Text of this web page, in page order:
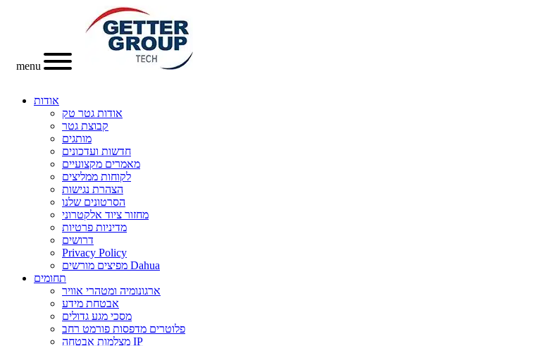
menu
אודות
אודות גטר טק
קבוצת גטר
מותגים
חדשות ועדכונים
מאמרים מקצועיים
לקוחות ממליצים
הצהרת נגישות
הסרטונים שלנו
מחזור ציוד אלקטרוני
מדיניות פרטיות
דרושים
Privacy Policy
מפיצים מורשים Dahua
תחומים
ארגונומיה ומטהרי אוויר
אבטחת מידע
מסכי מגע גדולים
פלוטרים מדפסות פורמט רחב
מצלמות אבטחה IP